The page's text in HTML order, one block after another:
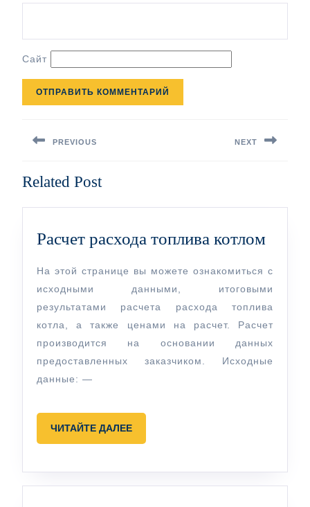
Сайт
по
PREVIOUS
запись:
NEXT
Related Post
Расчет расхода топлива котлом
На этой странице вы можете ознакомиться с
исходными данными, итоговыми
результатами расчета расхода топлива
котла, а также ценами на расчет. Расчет
производится на основании данных
предоставленных заказчиком. Исходные
данные: —
ЧИТАЙТЕ ДАЛЕЕЧИТАЙТЕ
ДАЛЕЕ